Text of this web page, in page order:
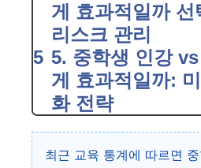
게 효과적일까
리스크 관리
5. 중학생 인강
게 효과적일까:
화 전략
최근 교육 통계에 따르면